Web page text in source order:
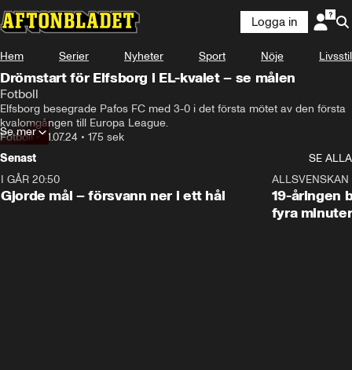
Logga in
Hem Serier Nyheter Sport Nöje Livsstil
Drömstart för Elfsborg i EL-kvalet – se målen
Fotboll
Elfsborg besegrade Pafos FC med 3-0 i det första mötet av den första
kvalomgången till Europa League.
Fotboll•11.07.24 • 175 sek
Se mer
Senast
SE ALLA
I GÅR 20:50
Gjorde mål – försvann ner i ett hål
ALLSVENSKAN
19-åringen
fyra minuter